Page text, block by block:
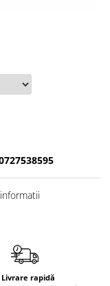
Livrare rapidă